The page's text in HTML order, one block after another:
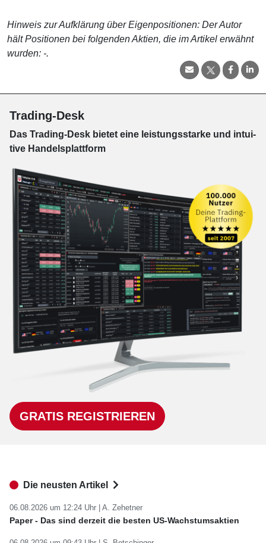
Hinweis zur Aufklärung über Eigenpositionen: Der Autor
hält Positionen bei folgenden Aktien, die im Artikel erwähnt
wurden: -.
Trading-Desk
Das Trading-Desk bie­tet eine leis­tungs­star­ke und in­tui­
tive Han­dels­platt­form
GRATIS REGISTRIEREN
Die neusten Artikel
06.08.2026 um 12:24 Uhr | A. Zehetner
Paper - Das sind derzeit die besten US-Wachstumsaktien